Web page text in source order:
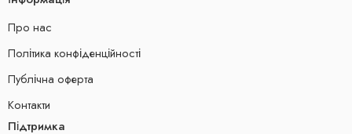
Про нас
Політика конфіденційності
Публічна оферта
Контакти
Підтримка